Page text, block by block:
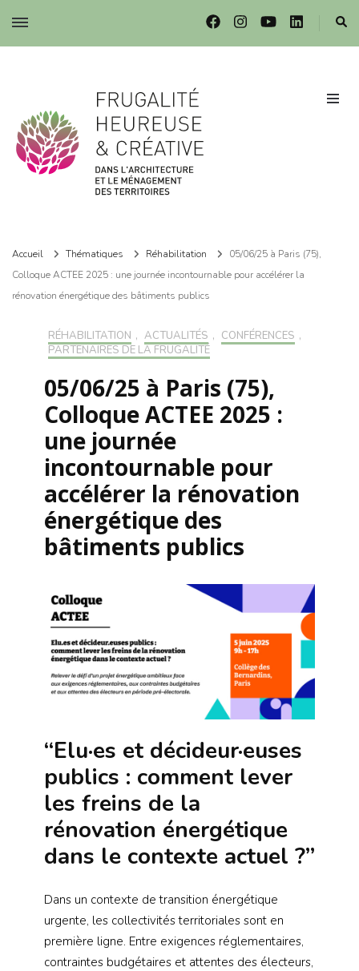
Frugalité dans l'architecture et le ménagement des territoires
Accueil Thématiques Réhabilitation
05/06/25 à Paris (75),
Colloque ACTEE 2025 : une journée incontournable pour accélérer la
rénovation énergétique des bâtiments publics
RÉHABILITATION , ACTUALITÉS , CONFÉRENCES ,
PARTENAIRES DE LA FRUGALITÉ
05/06/25 à Paris (75),
Colloque ACTEE 2025 :
une journée
incontournable pour
accélérer la rénovation
énergétique des
bâtiments publics
“Elu·es et décideur·euses
publics : comment lever
les freins de la
rénovation énergétique
dans le contexte actuel ?”
Dans un contexte de transition énergétique
urgente, les collectivités territoriales sont en
première ligne. Entre exigences réglementaires,
contraintes budgétaires et attentes des électeurs,